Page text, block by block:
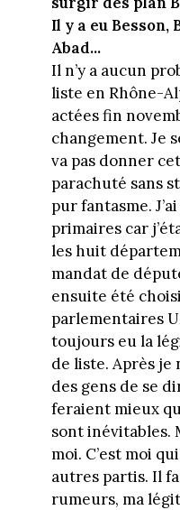
Il y a eu Besson,
Abad...
Il n’y a aucun
liste en Rhône-
actées fin
changement. Je
va pas donner
parachuté sans
pur fantasme.
primaires car
les huit
mandat de
ensuite été
parlementaires
toujours eu la
de liste. Après je
des gens de se
feraient mieux
sont inévitables.
moi. C’est moi
autres partis. Il
rumeurs, ma